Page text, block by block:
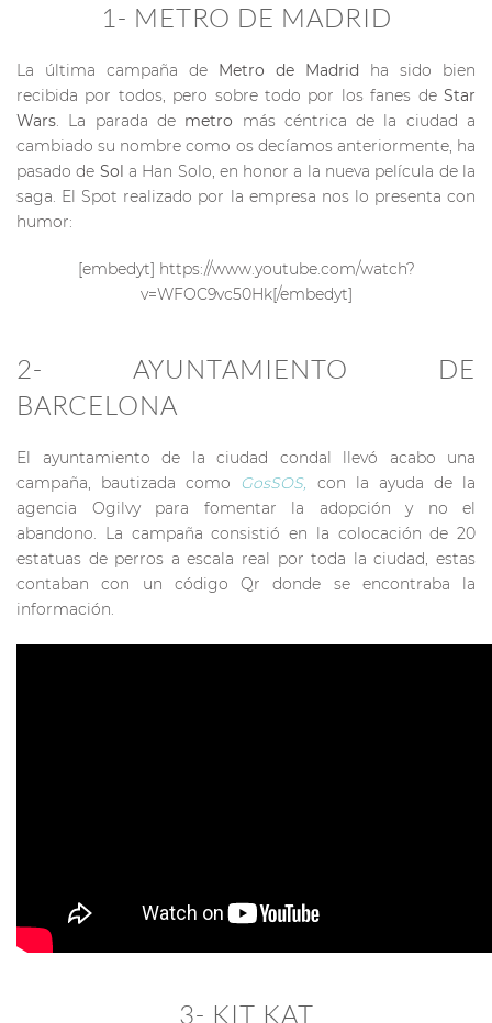
1- METRO DE MADRID
La última campaña de Metro de Madrid ha sido bien
recibida por todos, pero sobre todo por los fanes de Star
Wars. La parada de metro más céntrica de la ciudad a
cambiado su nombre como os decíamos anteriormente, ha
pasado de Sol a Han Solo, en honor a la nueva película de la
saga. El Spot realizado por la empresa nos lo presenta con
humor:
[embedyt] https://www.youtube.com/watch?
v=WFOC9vc50Hk[/embedyt]
2- AYUNTAMIENTO DE
BARCELONA
El ayuntamiento de la ciudad condal llevó acabo una
campaña, bautizada como GosSOS, con la ayuda de la
agencia Ogilvy para fomentar la adopción y no el
abandono. La campaña consistió en la colocación de 20
estatuas de perros a escala real por toda la ciudad, estas
contaban con un código Qr donde se encontraba la
información.
3- KIT KAT